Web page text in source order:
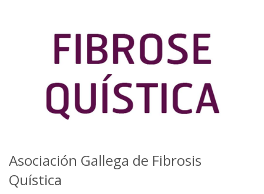
Asociación Gallega de Fibrosis
Quística